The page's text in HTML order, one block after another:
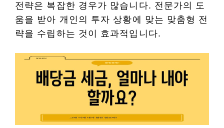
전략은 복잡한 경우가 많습니다. 전문가의 도
움을 받아 개인의 투자 상황에 맞는 맞춤형 전
략을 수립하는 것이 효과적입니다.